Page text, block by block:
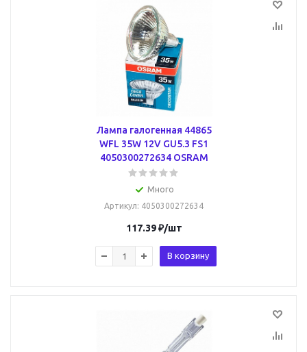
Лампа галогенная 44865
WFL 35W 12V GU5.3 FS1
4050300272634 OSRAM
Много
Артикул: 4050300272634
117.39₽/шт
В корзину